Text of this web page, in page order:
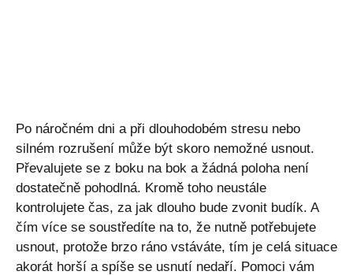
Po náročném dni a při dlouhodobém stresu nebo
silném rozrušení může být skoro nemožné usnout.
Převalujete se z boku na bok a žádná poloha není
dostatečně pohodlná. Kromě toho neustále
kontrolujete čas, za jak dlouho bude zvonit budík. A
čím více se soustředíte na to, že nutně potřebujete
usnout, protože brzo ráno vstáváte, tím je celá situace
akorát horší a spíše se usnutí nedaří. Pomoci vám